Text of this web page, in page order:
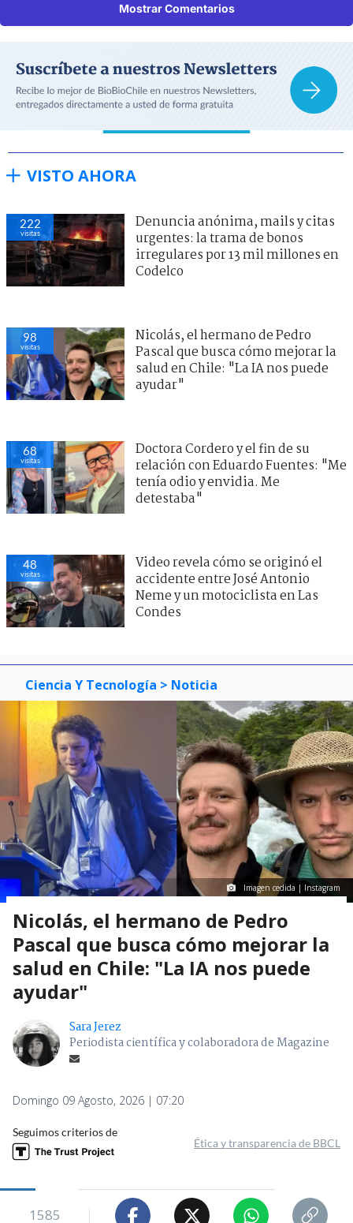
Mostrar Comentarios
VISTO AHORA
222
visitas
Denuncia anónima, mails y citas
urgentes: la trama de bonos
irregulares por 13 mil millones en
Codelco
98
visitas
Nicolás, el hermano de Pedro
Pascal que busca cómo mejorar la
salud en Chile: "La IA nos puede
ayudar"
68
visitas
Doctora Cordero y el fin de su
relación con Eduardo Fuentes: "Me
tenía odio y envidia. Me
detestaba"
48
visitas
Video revela cómo se originó el
accidente entre José Antonio
Neme y un motociclista en Las
Condes
Ciencia Y Tecnología > Noticia
Imagen cedida | Instagram
Nicolás, el hermano de Pedro
Pascal que busca cómo mejorar la
salud en Chile: "La IA nos puede
ayudar"
Sara Jerez
Periodista científica y colaboradora de Magazine
Domingo 09 Agosto, 2026 | 07:20
Seguimos criterios de
Ética y transparencia de BBCL
1585